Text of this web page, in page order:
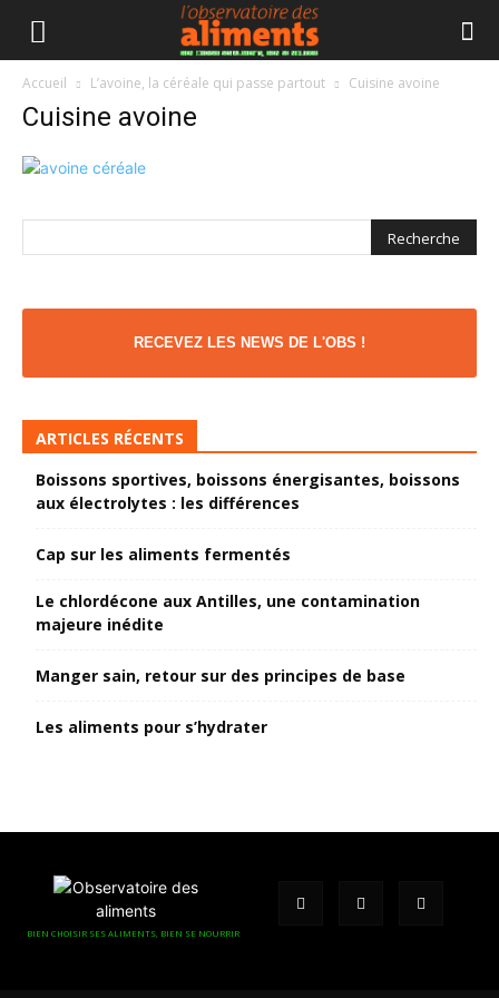
Accueil L’avoine, la céréale qui passe partout Cuisine avoine
Cuisine avoine
RECEVEZ LES NEWS DE L'OBS !
ARTICLES RÉCENTS
Boissons sportives, boissons énergisantes, boissons
aux électrolytes : les différences
Cap sur les aliments fermentés
Le chlordécone aux Antilles, une contamination
majeure inédite
Manger sain, retour sur des principes de base
Les aliments pour s’hydrater
BIEN CHOISIR SES ALIMENTS, BIEN SE NOURRIR